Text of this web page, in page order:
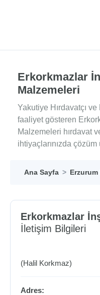
Erkorkmazlar
Malzemeleri
Yakutiye Hırdavatçı
faaliyet gösteren
Malzemeleri hırdavat
ihtiyaçlarınızda
Ana Sayfa Erzurum
Erkorkmazlar
İletişim Bilgileri
(Halil Korkmaz)
Adres: